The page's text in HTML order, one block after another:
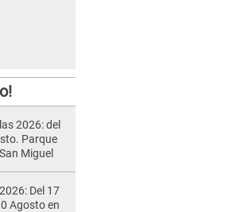
2026: del
Parque
Miguel
Del 17
Agosto en